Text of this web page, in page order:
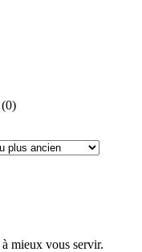
mieux vous servir.